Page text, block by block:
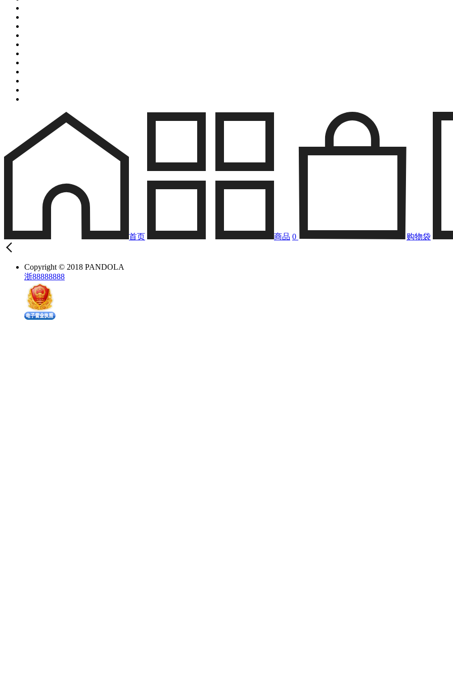
首页 商品 0 购物袋
Copyright © 2018 PANDOLA
浙88888888